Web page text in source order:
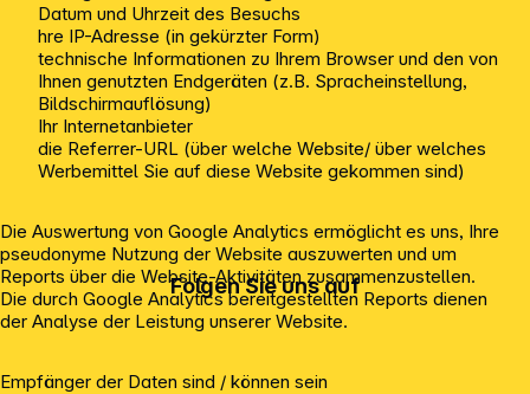
Datum und Uhrzeit des Besuchs
hre IP-Adresse (in gekürzter Form)
technische Informationen zu Ihrem Browser und den von
Ihnen genutzten Endgeräten (z.B. Spracheinstellung,
Bildschirmauflösung)
Ihr Internetanbieter
die Referrer-URL (über welche Website/ über welches
Werbemittel Sie auf diese Website gekommen sind)
Die Auswertung von Google Analytics ermöglicht es uns, Ihre
pseudonyme Nutzung der Website auszuwerten und um
Reports über die Website-Aktivitäten zusammenzustellen.
Die durch Google Analytics bereitgestellten Reports dienen
der Analyse der Leistung unserer Website.
Empfänger der Daten sind / können sein
Folgen Sie uns auf